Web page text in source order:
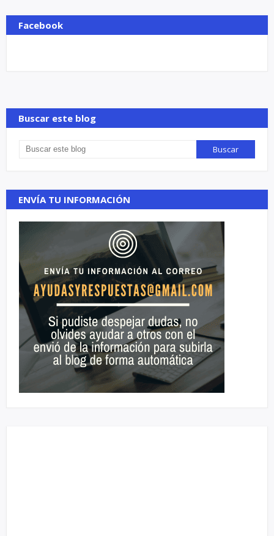
Facebook
Buscar este blog
ENVÍA TU INFORMACIÓN